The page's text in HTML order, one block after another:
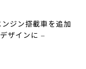
ジン搭載車を追加
ザインに –